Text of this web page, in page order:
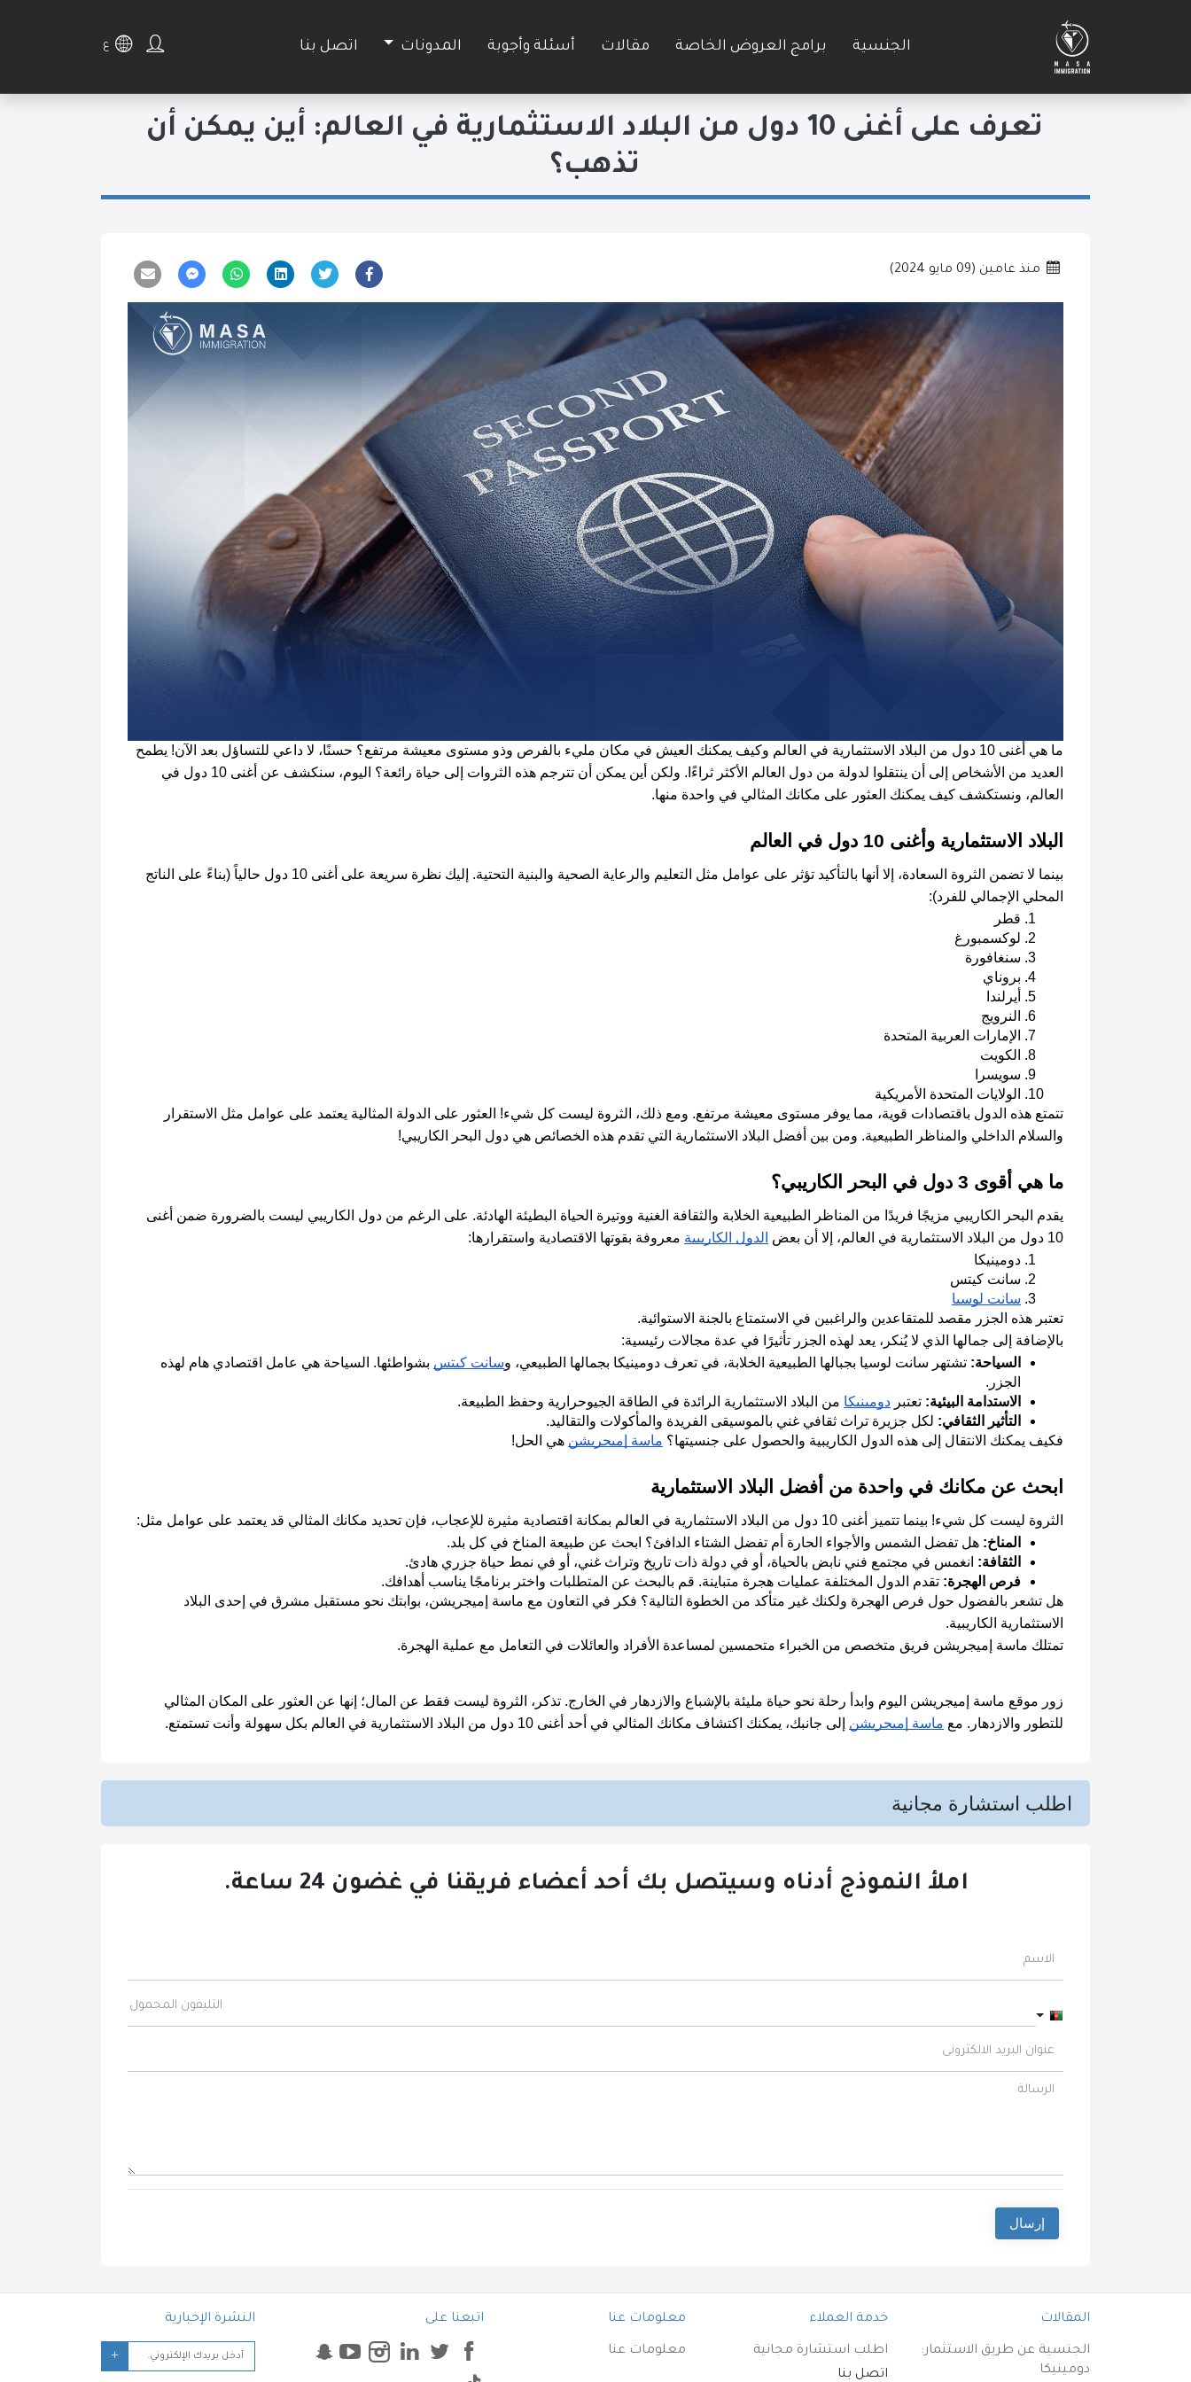
الجنسية برامج العروض الخاصة مقالات أسئلة وأجوبة المدونات اتصل بنا ع
تعرف على أغنى 10 دول من البلاد الاستثمارية في العالم: أين يمكن أن
تذهب؟
منذ عامين (09 مايو 2024 )
العالم، ونستكشف كيف يمكنك العثور على مكانك المثالي في واحدة منها.
البلاد الاستثمارية وأغنى 10 دول في العالم
المحلي الإجمالي للفرد):
قطر
لوكسمبورغ
سنغافورة
بروناي
أيرلندا
النرويج
الإمارات العربية المتحدة
الكويت
سويسرا
الولايات المتحدة الأمريكية
والسلام الداخلي والمناظر الطبيعية. ومن بين أفضل البلاد الاستثمارية التي تقدم هذه الخصائص هي دول البحر الكاريبي!
ما هي أقوى 3 دول في البحر الكاريبي؟
10 دول من البلاد الاستثمارية في العالم، إلا أن بعض
الدول الكاريبية معروفة بقوتها الاقتصادية واستقرارها:
دومينيكا
سانت كيتس
سانت لوسيا
تعتبر هذه الجزر مقصد للمتقاعدين والراغبين في الاستمتاع بالجنة الاستوائية.
بالإضافة إلى جمالها الذي لا يُنكر، يعد لهذه الجزر تأثيرًا في عدة مجالات رئيسية:
السياحة: تشتهر سانت لوسيا بجبالها الطبيعية الخلابة، في تعرف دومينيكا بجمالها الطبيعي، وسانت كيتس
الجزر.
الاستدامة البيئية: تعتبر دومينيكا من البلاد الاستثمارية الرائدة في الطاقة الجيوحرارية وحفظ الطبيعة.
التأثير الثقافي: لكل جزيرة تراث ثقافي غني بالموسيقى الفريدة والمأكولات والتقاليد.
فكيف يمكنك الانتقال إلى هذه الدول الكاريبية والحصول على جنسيتها؟ ماسة إميجريشن هي الحل!
ابحث عن مكانك في واحدة من أفضل البلاد الاستثمارية
الثروة ليست كل شيء! بينما تتميز أغنى 10 دول من البلاد الاستثمارية في العالم بمكانة اقتصادية مثيرة للإعجاب، فإن تحديد مكانك المثالي قد يعتمد على عوامل مثل:
المناخ: هل تفضل الشمس والأجواء الحارة أم تفضل الشتاء الدافئ؟ ابحث عن طبيعة المناخ في كل بلد.
الثقافة: انغمس في مجتمع فني نابض بالحياة، أو في دولة ذات تاريخ وتراث غني، أو في نمط حياة جزري هادئ.
فرص الهجرة: تقدم الدول المختلفة عمليات هجرة متباينة. قم بالبحث عن المتطلبات واختر برنامجًا يناسب أهدافك.
الاستثمارية الكاريبية.
تمتلك ماسة إميجريشن فريق متخصص من الخبراء متحمسين لمساعدة الأفراد والعائلات في التعامل مع عملية الهجرة.
للتطور والازدهار. مع ماسة إميجريشن إلى جانبك، يمكنك اكتشاف مكانك المثالي في أحد أغنى 10 دول من البلاد الاستثمارية في العالم بكل سهولة وأنت تستمتع.
اطلب استشارة مجانية
املأ النموذج أدناه وسيتصل بك أحد أعضاء فريقنا في غضون 24 ساعة.
Afghanistan +93
إرسال
المقالات
الجنسية عن طريق الاستثمار:
دومينيكا
خدمة العملاء
اطلب استشارة مجانية
اتصل بنا
معلومات عنا
معلومات عنا
اتبعنا على النشرة الإخبارية
+